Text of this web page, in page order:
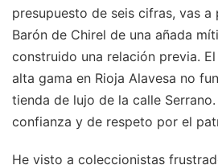
presupuesto de seis cifras, vas
Barón de Chirel de una añada
construido una relación previa.
alta gama en Rioja Alavesa no
tienda de lujo de la calle
confianza y de respeto por el
He visto a coleccionistas